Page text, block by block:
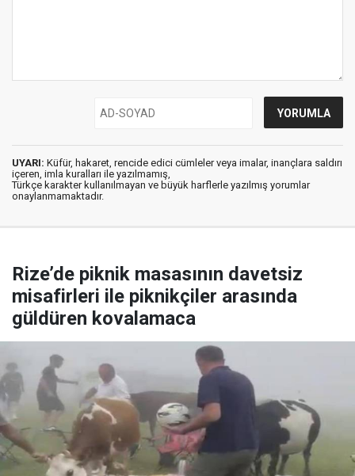
UYARI: Küfür, hakaret, rencide edici cümleler veya imalar, inançlara saldırı
içeren, imla kuralları ile yazılmamış,
Türkçe karakter kullanılmayan ve büyük harflerle yazılmış yorumlar
onaylanmamaktadır.
Rize’de piknik masasının davetsiz
misafirleri ile piknikçiler arasında
güldüren kovalamaca